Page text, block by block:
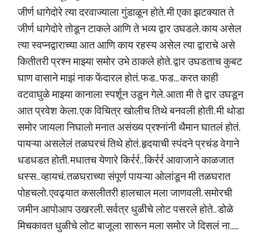
जीर्ण धागेदोरे त्या दरवाज्याला गुंडाळून होते. मी एका झटक्यात ते
जीर्ण धागेदोरे तोडून टाकले आणि ते भव्य द्वार उघडले. काय असेल
त्या स्वप्नद्वाराच्या आत आणि काय रहस्य असेल त्या द्वाराचे असे
कितीतरी प्रश्न माझ्या समोर उभे ठाकले होते. द्वार उघडताच कुबट
घाण वासाने माझं नाक फेंदारल होतं. फड.. फड... करत काही
वटवाघुळे माझ्या कानाला स्पर्शून उडून गेले. आता मी ते द्वार उघडून
आत प्रवेश केला. एक विचित्र खोलीच तिथे बनवली होती. मी थोडा
समोर जायला निघालो मनात असंख्य प्रश्नांनी थैमान घातलं होतं.
पायऱ्या असलेलं तळघरचं तिथे होतं. हृदयाची स्पंदने प्रचंड वेगाने
धडधडत होती. मधातच येणारे किर्रर्र.. किर्रर्र आवाजाने काळजात
धस्स.. व्हायचं. तळघराच्या संपूर्ण पायऱ्या ओलांडून मी तळघरात
पोहचलो. एवढ्यात कसलीतरी हालचाल मला जाणवली. समोरची
जमीन आपोआप उखरली. सर्वत्र धुळीचे लोट पसरले होते.. डोळे
मिचकावत धुळीचे लोट बाजूला सारून मला समोर जे दिसलं ना.....